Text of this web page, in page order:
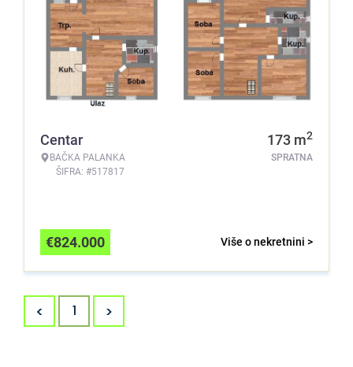
Centar
BAČKA PALANKA
ŠIFRA: #517817
173 m2
SPRATNA
Više o nekretnini >
€824.000
< 1 >